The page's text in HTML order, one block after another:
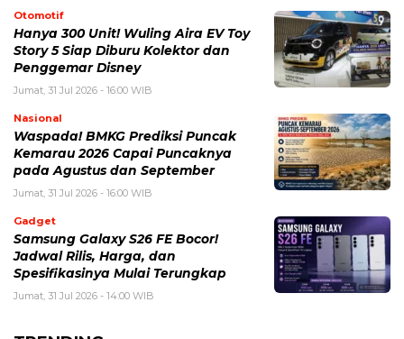
Otomotif
Hanya 300 Unit! Wuling Aira EV Toy
Story 5 Siap Diburu Kolektor dan
Penggemar Disney
Jumat, 31 Jul 2026 - 16:00 WIB
Nasional
Waspada! BMKG Prediksi Puncak
Kemarau 2026 Capai Puncaknya
pada Agustus dan September
Jumat, 31 Jul 2026 - 16:00 WIB
Gadget
Samsung Galaxy S26 FE Bocor!
Jadwal Rilis, Harga, dan
Spesifikasinya Mulai Terungkap
Jumat, 31 Jul 2026 - 14:00 WIB